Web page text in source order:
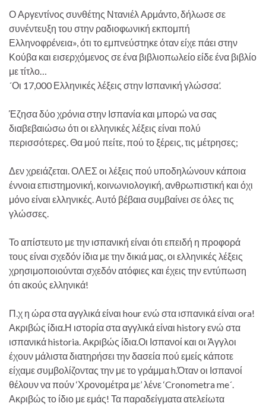
Ο Αργεντίνος συνθέτης Ντανιέλ Αρμάντο, δήλωσε σε
συνέντευξη του στην ραδιοφωνική εκπομπή
Ελληνοφρένεια», ότι το εμπνεύστηκε όταν είχε πάει στην
Κούβα και εισερχόμενος σε ένα βιβλιοπωλείο είδε ένα βιβλίο
με τίτλο…
´Οι 17,000 Ελληνικές λέξεις στην Ισπανική γλώσσα’.
Έζησα δύο χρόνια στην Ισπανία και μπορώ να σας
διαβεβαιώσω ότι οι ελληνικές λέξεις είναι πολύ
περισσότερες. Θα μού πείτε, πού το ξέρεις, τις μέτρησες;
Δεν χρειάζεται. ΟΛΕΣ οι λέξεις πού υποδηλώνουν κάποια
έννοια επιστημονική, κοινωνιολογική, ανθρωπιστική και όχι
μόνο είναι ελληνικές. Αυτό βέβαια συμβαίνει σε όλες τις
γλώσσες.
Το απίστευτο με την ισπανική είναι ότι επειδή η προφορά
τους είναι σχεδόν ίδια με την δικιά μας, οι ελληνικές λέξεις
χρησιμοποιούνται σχεδόν ατόφιες και έχεις την εντύπωση
ότι ακούς ελληνικά!
Π.χ η ώρα στα αγγλικά είναι hour ενώ στα ισπανικά είναι ora!
Ακριβώς ίδια.Η ιστορία στα αγγλικά είναι history ενώ στα
ισπανικά historia. Ακριβώς ίδια.Οι Ισπανοί και οι Άγγλοι
έχουν μάλιστα διατηρήσει την δασεία πού εμείς κάποτε
είχαμε συμβολίζοντας την με το γράμμα h.Όταν οι Ισπανοί
θέλουν να πούν ‘Χρονομέτρα με’ λένε ‘Cronometra me´.
Ακριβώς το ίδιο με εμάς! Τα παραδείγματα ατελείωτα